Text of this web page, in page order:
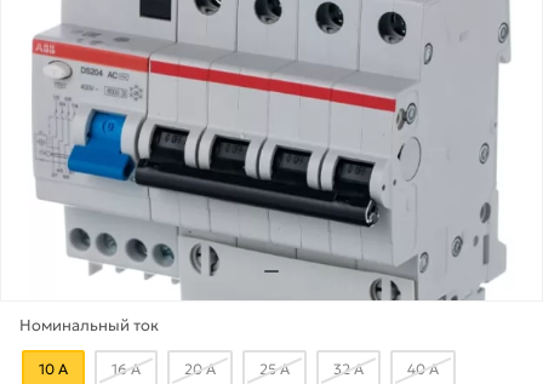
Номинальный ток
10 А 16 А 20 А 25 А 32 А 40 А